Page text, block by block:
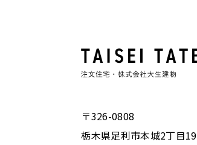
〒326-0808
栃木県足利市本城2丁目